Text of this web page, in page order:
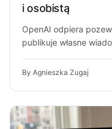
i osobistą
OpenAI odpiera
publikuje własne
By Agnieszka Zugaj